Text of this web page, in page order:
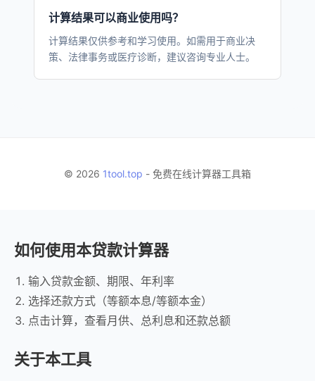
计算结果可以商业使用吗？
计算结果仅供参考和学习使用。如需用于商业决
策、法律事务或医疗诊断，建议咨询专业人士。
© 2026 1tool.top - 免费在线计算器工具箱
如何使用本贷款计算器
输入贷款金额、期限、年利率
选择还款方式（等额本息/等额本金）
点击计算，查看月供、总利息和还款总额
关于本工具